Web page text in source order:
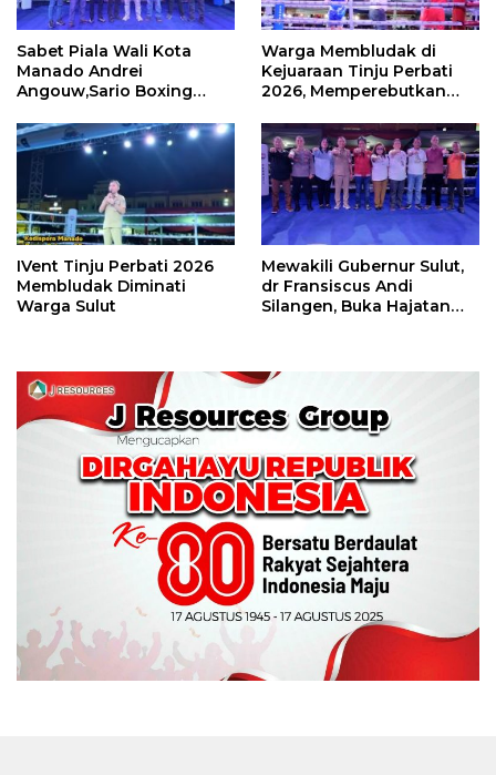
Sabet Piala Wali Kota
Manado Andrei
Angouw,Sario Boxing
Perbati 2026
Warga Membludak di
Kejuaraan Tinju Perbati
2026, Memperebutkan
IVent Tinju Perbati 2026
Membludak Diminati
Warga Sulut
Mewakili Gubernur Sulut,
dr Fransiscus Andi
Silangen, Buka Hajatan